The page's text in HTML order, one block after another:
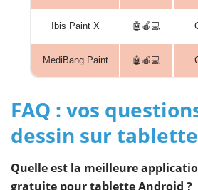
Ibis Paint X 🤖🍎💻
MediBang Paint 🤖🍎💻
FAQ : vos
dessin sur
Quelle est la meilleure
gratuite pour tablette Android ?